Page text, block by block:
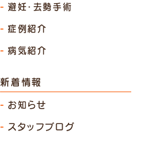
避妊・去勢手術
症例紹介
病気紹介
新着情報
お知らせ
スタッフブログ